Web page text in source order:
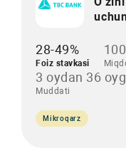
28-49%
Foiz stavkasi
3 oydan 36
Muddati
Mikroqarz